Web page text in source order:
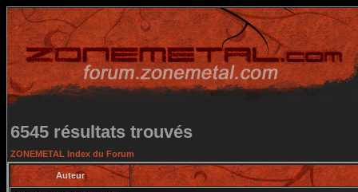
6545 résultats trouvés
ZONEMETAL Index du Forum
Auteur